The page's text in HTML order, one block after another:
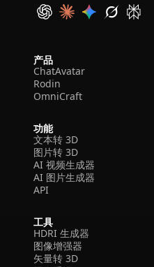
产品
ChatAvatar
Rodin
OmniCraft
功能
文本转 3D
图片转 3D
AI 视频生成器
AI 图片生成器
API
工具
HDRI 生成器
图像增强器
矢量转 3D